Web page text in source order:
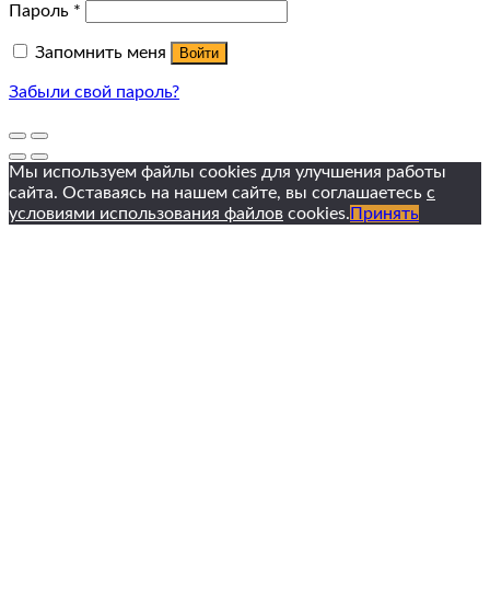
Пароль *
Запомнить меня Войти
Забыли свой пароль?
Мы используем файлы cookies для улучшения работы
сайта. Оставаясь на нашем сайте, вы соглашаетесь с
условиями использования файлов cookies. Принять